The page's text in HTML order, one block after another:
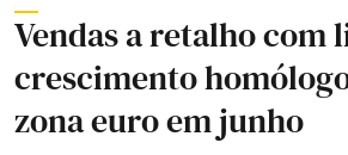
Vendas a retalho com
crescimento
zona euro em junho